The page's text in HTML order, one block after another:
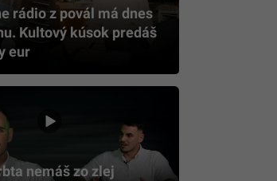
rádio z povál má dnes
Kultový kúsok predáš
eur
nemáš zo zlej